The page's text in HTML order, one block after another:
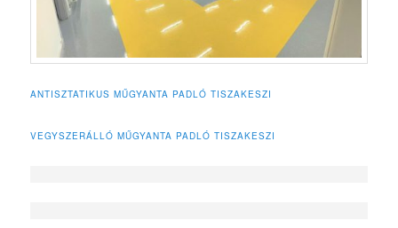
ANTISZTATIKUS MŰGYANTA PADLÓ TISZAKESZI
VEGYSZERÁLLÓ MŰGYANTA PADLÓ TISZAKESZI